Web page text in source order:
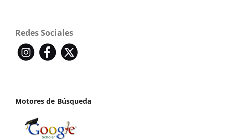
Redes Sociales
Motores de Búsqueda